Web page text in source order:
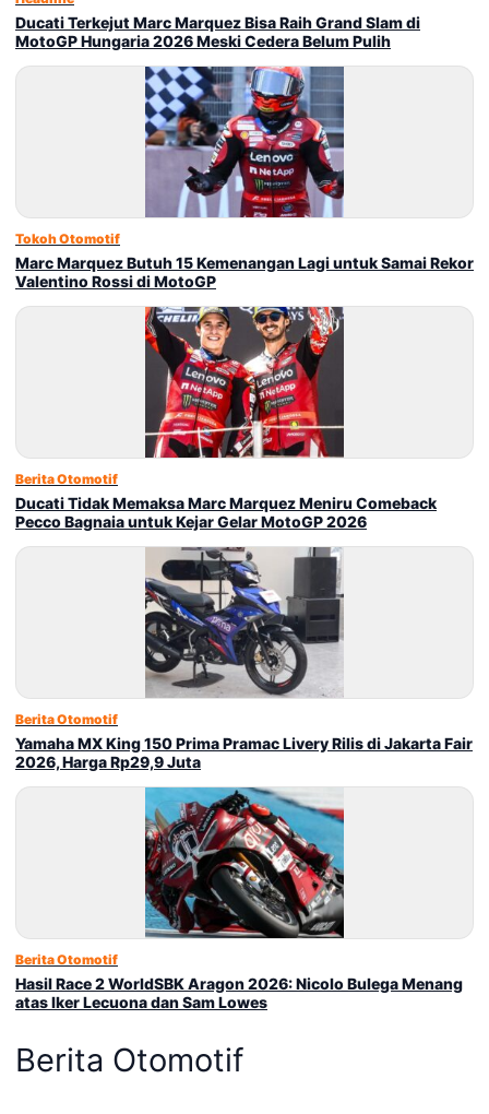
Ducati Terkejut Marc Marquez Bisa Raih Grand Slam di
MotoGP Hungaria 2026 Meski Cedera Belum Pulih
Tokoh Otomotif
Marc Marquez Butuh 15 Kemenangan Lagi untuk Samai Rekor
Valentino Rossi di MotoGP
Berita Otomotif
Ducati Tidak Memaksa Marc Marquez Meniru Comeback
Pecco Bagnaia untuk Kejar Gelar MotoGP 2026
Berita Otomotif
Yamaha MX King 150 Prima Pramac Livery Rilis di Jakarta Fair
2026, Harga Rp29,9 Juta
Berita Otomotif
Hasil Race 2 WorldSBK Aragon 2026: Nicolo Bulega Menang
atas Iker Lecuona dan Sam Lowes
Berita Otomotif